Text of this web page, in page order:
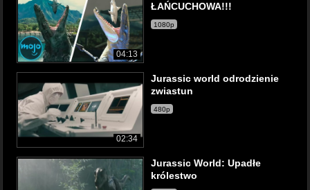
04:13
ŁAŃCUCHOWA!!!
1080p
02:34
Jurassic world odrodzienie
zwiastun
480p
Jurassic World: Upadłe
królestwo